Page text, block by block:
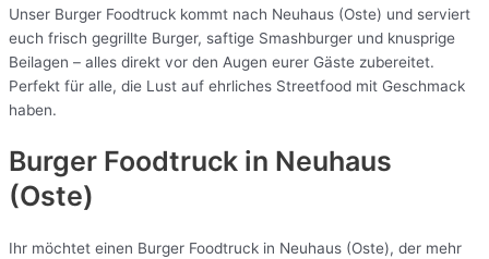
Unser Burger Foodtruck kommt nach Neuhaus (Oste) und serviert
euch frisch gegrillte Burger, saftige Smashburger und knusprige
Beilagen – alles direkt vor den Augen eurer Gäste zubereitet.
Perfekt für alle, die Lust auf ehrliches Streetfood mit Geschmack
haben.
Burger Foodtruck in Neuhaus
(Oste)
Ihr möchtet einen Burger Foodtruck in Neuhaus (Oste), der mehr